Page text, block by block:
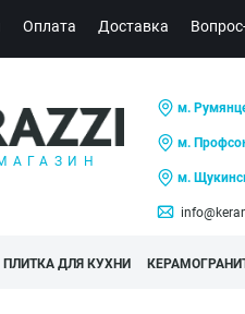
Оплата Доставка
м.
м.
м.
ПЛИТКА ДЛЯ КУХНИ